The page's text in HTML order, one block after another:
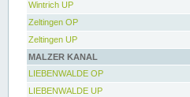
Wintrich UP
Zeltingen OP
Zeltingen UP
MALZER KANAL
LIEBENWALDE OP
LIEBENWALDE UP